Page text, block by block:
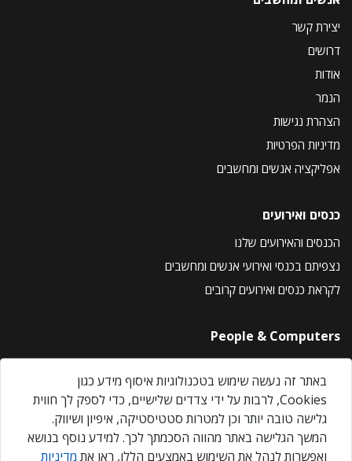
יצירת קשר
דרושים
אודות
הנמר
הצהרת נגישות
מדיניות הפרטיות
אפליקציה אנשים ומחשבים
כנסים ואירועים
הכנסים והאירועים שלנו
נצפיתם בכנסי ואירועי אנשים ומחשבים
לקראת כנסים ואירועים קרובים
People & Computers
About Us
Privacy Policy
Contact Us
Our Events
באתר זה נעשה שימוש בטכנולוגיות איסוף מידע כגון
Cookies, לרבות על ידי צדדים שלישיים, כדי לספק לך חווית
גלישה טובה יותר וכן למטרות סטטיסטיקה, איפיון ושיווק.
המשך הגלישה באתר מהווה הסכמתך לכך. למידע נוסף בנושא
ואפשרות לנהל את השימוש באמצעים הללו, ראו את מדיניות